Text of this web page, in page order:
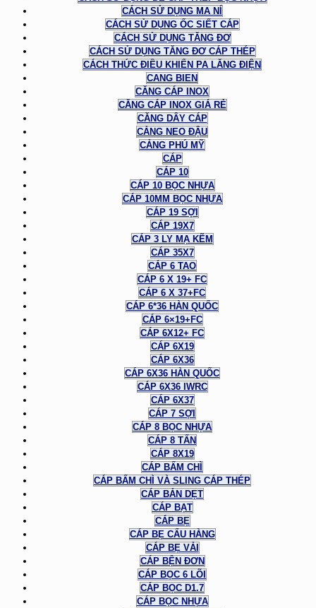
CÁCH SỬ DỤNG MA NÍ
CÁCH SỬ DỤNG ỐC SIẾT CÁP
CÁCH SỬ DỤNG TĂNG ĐƠ
CÁCH SỬ DỤNG TĂNG ĐƠ CÁP THÉP
CÁCH THỨC ĐIỀU KHIỂN PA LĂNG ĐIỆN
CANG BIEN
CĂNG CÁP INOX
CĂNG CÁP INOX GIÁ RẺ
CĂNG DÂY CÁP
CẢNG NEO ĐẬU
CẢNG PHÚ MỸ
CÁP
CÁP 10
CÁP 10 BỌC NHỰA
CÁP 10MM BỌC NHỰA
CÁP 19 SỢI
CÁP 19X7
CÁP 3 LY MẠ KẼM
CÁP 35X7
CÁP 6 TAO
CÁP 6 X 19+ FC
CÁP 6 X 37+FC
CÁP 6*36 HÀN QUỐC
CÁP 6×19+FC
CÁP 6X12+ FC
CÁP 6X19
CÁP 6X36
CÁP 6X36 HÀN QUỐC
CÁP 6X36 IWRC
CÁP 6X37
CÁP 7 SỢI
CÁP 8 BỌC NHỰA
CÁP 8 TẤN
CÁP 8X19
CÁP BẤM CHÌ
CÁP BẤM CHÌ VÀ SLING CÁP THÉP
CÁP BẢN DẸT
CÁP BẠT
CÁP BẸ
CÁP BẸ CẨU HÀNG
CÁP BẸ VẢI
CÁP BỆN ĐƠN
CÁP BỌC 6 LÕI
CÁP BỌC D1.7
CÁP BỌC NHỰA